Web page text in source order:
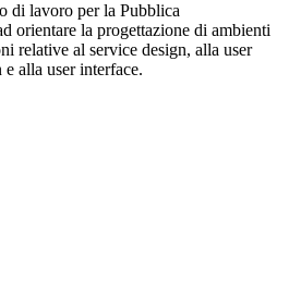
di lavoro per la Pubblica
orientare la progettazione di ambienti
relative al service design, alla user
e alla user interface.